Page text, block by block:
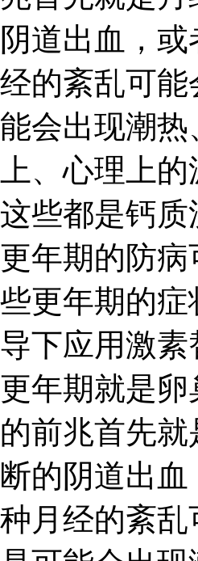
阴道出血，
经的紊乱可
能会出现潮
上、心理上
这些都是钙
更年期的防
些更年期的
导下应用激
更年期就是
的前兆首先
断的阴道出
种月经的紊